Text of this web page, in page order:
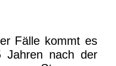
Fälle kommt es
nach der